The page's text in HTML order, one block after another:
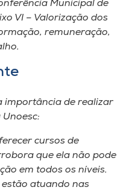
Municipal de
VI – Valorização dos
remuneração,
importância de realizar
cursos de
que ela não pode
em todos os níveis.
atuando nas